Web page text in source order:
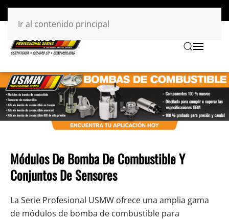
Ir al contenido principal
Módulos De Bomba De Combustible Y
Conjuntos De Sensores
La Serie Profesional USMW ofrece una amplia gama
de módulos de bomba de combustible para